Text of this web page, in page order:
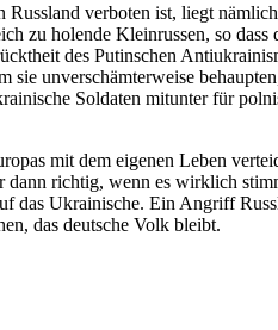
verboten ist, liegt
holende Kleinrussen, so
des Putinschen
unverschämterweise
Soldaten mitunter für
mit dem eigenen Leben
richtig, wenn es wirklich
Ukrainische. Ein Angriff
das deutsche Volk bleibt.